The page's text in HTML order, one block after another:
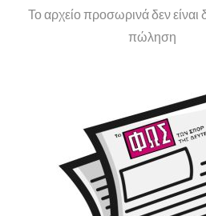
Το αρχείο προσωρινά δεν είναι
πώληση